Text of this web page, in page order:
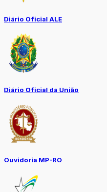
Diário Oficial ALE
Diário Oficial da União
Ouvidoria MP-RO